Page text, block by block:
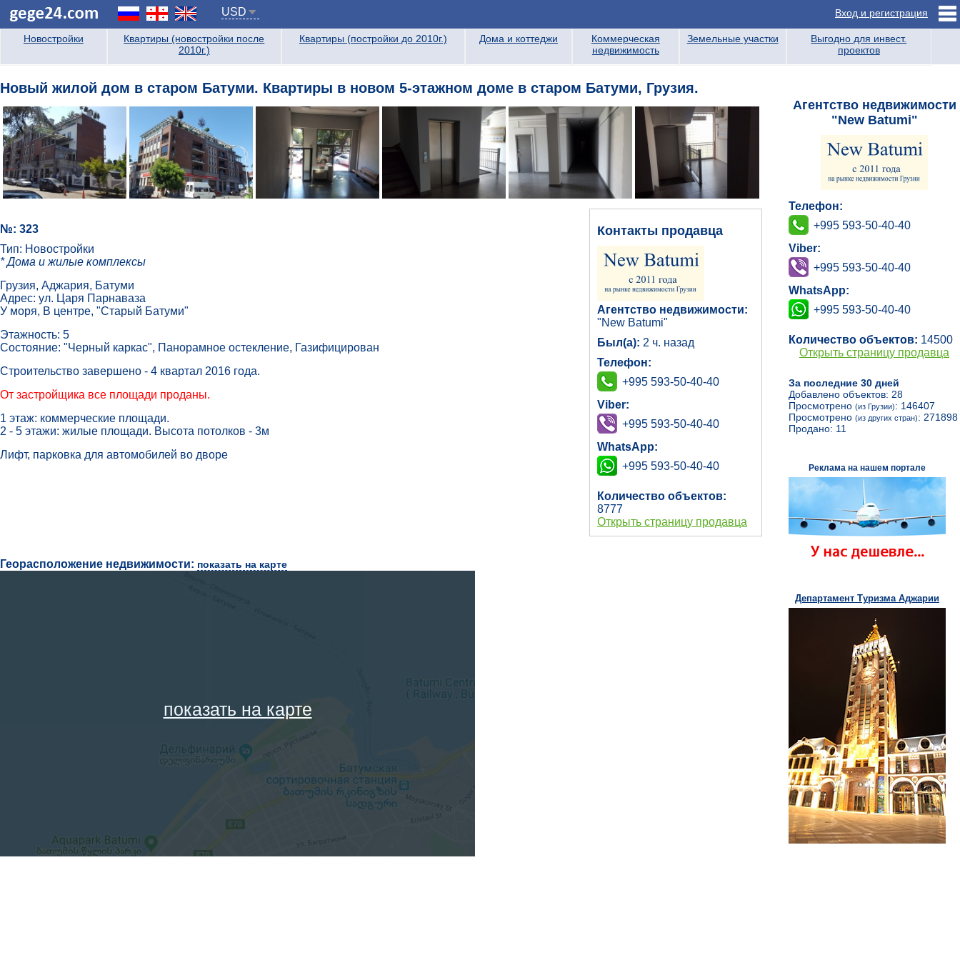
USD Вход и регистрация
Новостройки
Квартиры (новостройки после
2010г.)
Квартиры (постройки до 2010г.) Дома и коттеджи
Коммерческая
недвижимость
Земельные участки
Выгодно для инвест.
проектов
Новый жилой дом в старом Батуми. Квартиры в новом 5-этажном доме в старом Батуми, Грузия.
№: 323
Тип: Новостройки
* Дома и жилые комплексы
Грузия, Аджария, Батуми
Адрес: ул. Царя Парнаваза
У моря, В центре, "Старый Батуми"
Этажность: 5
Состояние: "Черный каркас", Панорамное остекление, Газифицирован
Строительство завершено - 4 квартал 2016 года.
От застройщика все площади проданы.
1 этаж: коммерческие площади.
2 - 5 этажи: жилые площади. Высота потолков - 3м
Лифт, парковка для автомобилей во дворе
Контакты продавца
Агентство недвижимости:
"New Batumi"
Был(а): 2 ч. назад
Телефон:
+995 593-50-40-40
Viber:
+995 593-50-40-40
WhatsApp:
+995 593-50-40-40
Количество объектов:
8777
Открыть страницу продавца
Георасположение недвижимости: показать на карте
показать на карте
Агентство недвижимости
"New Batumi"
Телефон:
+995 593-50-40-40
Viber:
+995 593-50-40-40
WhatsApp:
+995 593-50-40-40
Количество объектов: 14500
Открыть страницу продавца
За последние 30 дней
Добавлено объектов: 28
Просмотрено (из Грузии): 146407
Просмотрено (из других стран): 271898
Продано: 11
Реклама на нашем портале
Департамент Туризма Аджарии